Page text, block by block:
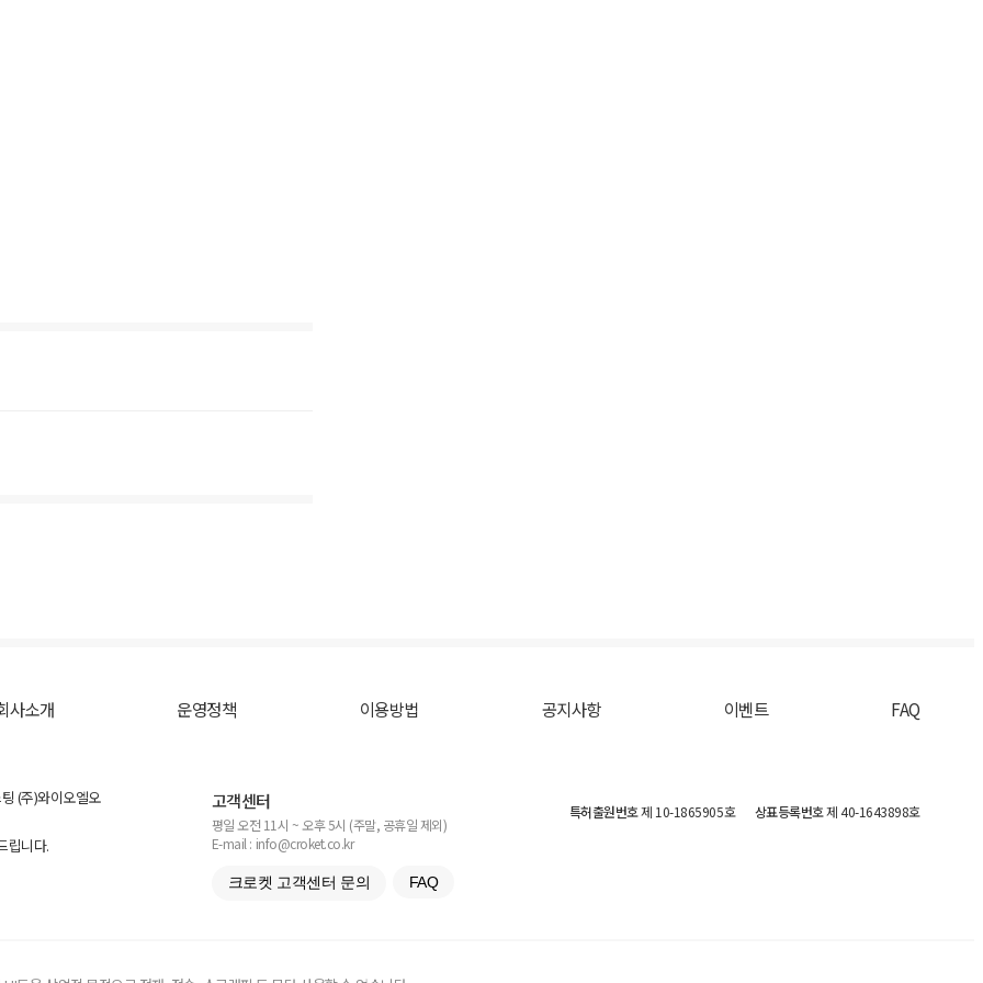
사소개 운영정책 이용방법 공지사항 이벤트 FAQ
(주)와이오엘오
립니다.
고객센터
평일 오전 11시 ~ 오후 5시 (주말, 공휴일 제외)
E-mail : info@croket.co.kr
크로켓 고객센터 문의 FAQ
특허출원번호제 10-1865905호 상표등록번호제 40-1643898호